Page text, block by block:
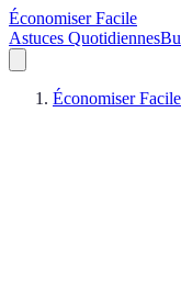
Économiser Facile
Astuces Quotidiennes
Économiser Facile